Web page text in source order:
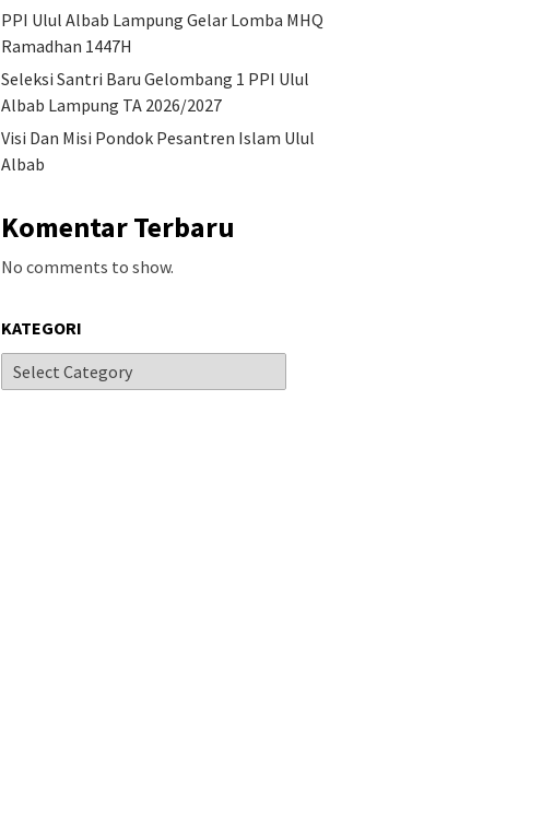
PPI Ulul Albab Lampung Gelar Lomba MHQ
Ramadhan 1447H
Seleksi Santri Baru Gelombang 1 PPI Ulul
Albab Lampung TA 2026/2027
Visi Dan Misi Pondok Pesantren Islam Ulul
Albab
Komentar Terbaru
No comments to show.
KATEGORI